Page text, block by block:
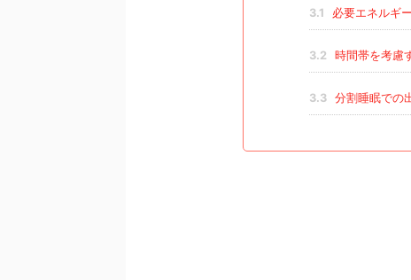
3.1 必要エネルギ
3.2 時間帯を考慮
3.3 分割睡眠での